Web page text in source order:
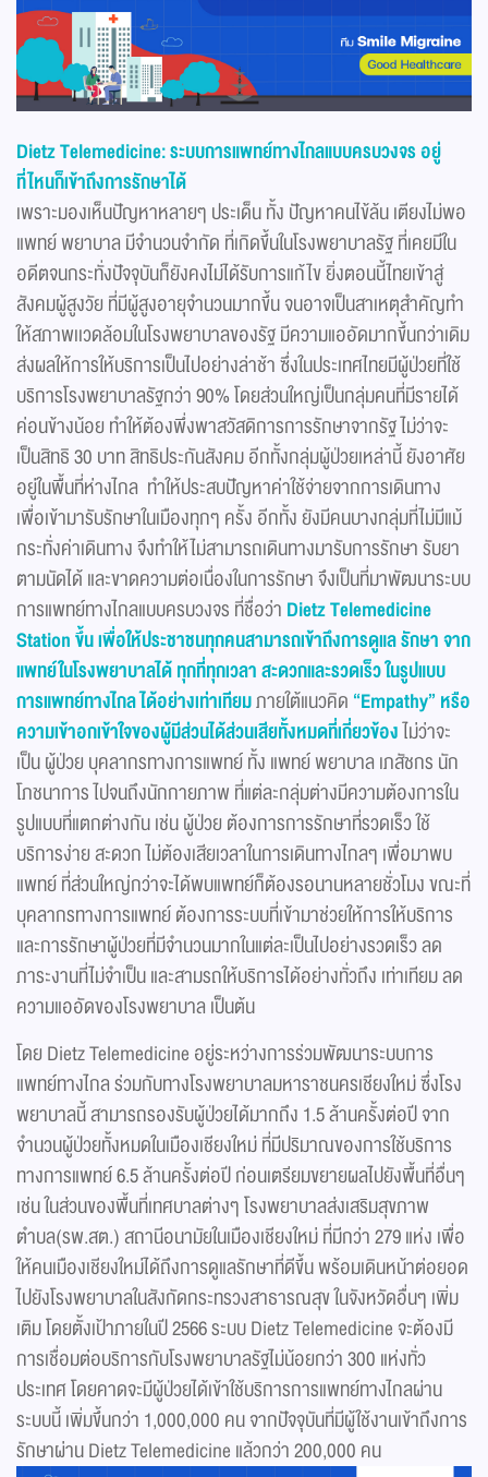
Dietz Telemedicine: ระบบการแพทย์ทางไกลแบบครบวงจร อยู่
ที่ไหนก็เข้าถึงการรักษาได้
เพราะมองเห็นปัญหาหลายๆ ประเด็น ทั้ง ปัญหาคนไข้ล้น เตียงไม่พอ
แพทย์ พยาบาล มีจำนวนจำกัด ที่เกิดขึ้นในโรงพยาบาลรัฐ ที่เคยมีใน
อดีตจนกระทั่งปัจจุบันก็ยังคงไม่ได้รับการแก้ไข ยิ่งตอนนี้ไทยเข้าสู่
สังคมผู้สูงวัย ที่มีผู้สูงอายุจำนวนมากขึ้น จนอาจเป็นสาเหตุสำคัญทำ
ให้สภาพเเวดล้อมในโรงพยาบาลของรัฐ มีความแออัดมากขึ้นกว่าเดิม
ส่งผลให้การให้บริการเป็นไปอย่างล่าช้า ซึ่งในประเทศไทยมีผู้ป่วยที่ใช้
บริการโรงพยาบาลรัฐกว่า 90% โดยส่วนใหญ่เป็นกลุ่มคนที่มีรายได้
ค่อนข้างน้อย ทำให้ต้องพึ่งพาสวัสดิการการรักษาจากรัฐ ไม่ว่าจะ
เป็นสิทธิ 30 บาท สิทธิประกันสังคม อีกทั้งกลุ่มผู้ป่วยเหล่านี้ ยังอาศัย
อยู่ในพื้นที่ห่างไกล ทำให้ประสบปัญหาค่าใช้จ่ายจากการเดินทาง
เพื่อเข้ามารับรักษาในเมืองทุกๆ ครั้ง อีกทั้ง ยังมีคนบางกลุ่มที่ไม่มีแม้
กระทั่งค่าเดินทาง จึงทำให้ไม่สามารถเดินทางมารับการรักษา รับยา
ตามนัดได้ และขาดความต่อเนื่องในการรักษา จึงเป็นที่มาพัฒนาระบบ
การแพทย์ทางไกลแบบครบวงจร ที่ชื่อว่า Dietz Telemedicine
Station ขึ้น เพื่อให้ประชาชนทุกคนสามารถเข้าถึงการดูแล รักษา จาก
แพทย์ในโรงพยาบาลได้ ทุกที่ทุกเวลา สะดวกและรวดเร็ว ในรูปแบบ
การแพทย์ทางไกล ได้อย่างเท่าเทียมภายใต้แนวคิด “Empathy” หรือ
ความเข้าอกเข้าใจของผู้มีส่วนได้ส่วนเสียทั้งหมดที่เกี่ยวข้องไม่ว่าจะ
เป็น ผู้ป่วย บุคลากรทางการแพทย์ ทั้ง แพทย์ พยาบาล เภสัชกร นัก
โภชนาการ ไปจนถึงนักกายภาพ ที่แต่ละกลุ่มต่างมีความต้องการใน
รูปแบบที่แตกต่างกัน เช่น ผู้ป่วย ต้องการการรักษาที่รวดเร็ว ใช้
บริการง่าย สะดวก ไม่ต้องเสียเวลาในการเดินทางไกลๆ เพื่อมาพบ
แพทย์ ที่ส่วนใหญ่กว่าจะได้พบแพทย์ก็ต้องรอนานหลายชั่วโมง ขณะที่
บุคลากรทางการแพทย์ ต้องการระบบที่เข้ามาช่วยให้การให้บริการ
และการรักษาผู้ป่วยที่มีจำนวนมากในแต่ละเป็นไปอย่างรวดเร็ว ลด
ภาระงานที่ไม่จำเป็น และสามรถให้บริการได้อย่างทั่วถึง เท่าเทียม ลด
ความแออัดของโรงพยาบาล เป็นต้น
โดย Dietz Telemedicine อยู่ระหว่างการร่วมพัฒนาระบบการ
แพทย์ทางไกล ร่วมกับทางโรงพยาบาลมหาราชนครเชียงใหม่ ซึ่งโรง
พยาบาลนี้ สามารถรองรับผู้ป่วยได้มากถึง 1.5 ล้านครั้งต่อปี จาก
จำนวนผู้ป่วยทั้งหมดในเมืองเชียงใหม่ ที่มีปริมาณของการใช้บริการ
ทางการแพทย์ 6.5 ล้านครั้งต่อปี ก่อนเตรียมขยายผลไปยังพื้นที่อื่นๆ
เช่น ในส่วนของพื้นที่เทศบาลต่างๆ โรงพยาบาลส่งเสริมสุขภาพ
ตำบล(รพ.สต.) สถานีอนามัยในเมืองเชียงใหม่ ที่มีกว่า 279 แห่ง เพื่อ
ให้คนเมืองเชียงใหม่ได้ถึงการดูแลรักษาที่ดีขึ้น พร้อมเดินหน้าต่อยอด
ไปยังโรงพยาบาลในสังกัดกระทรวงสาธารณสุข ในจังหวัดอื่นๆ เพิ่ม
เติม โดยตั้งเป้าภายในปี 2566 ระบบ Dietz Telemedicine จะต้องมี
การเชื่อมต่อบริการกับโรงพยาบาลรัฐไม่น้อยกว่า 300 แห่งทั่ว
ประเทศ โดยคาดจะมีผู้ป่วยได้เข้าใช้บริการการแพทย์ทางไกลผ่าน
ระบบนี้ เพิ่มขึ้นกว่า 1,000,000 คน จากปัจจุบันที่มีผู้ใช้งานเข้าถึงการ
รักษาผ่าน Dietz Telemedicine แล้วกว่า 200,000 คน